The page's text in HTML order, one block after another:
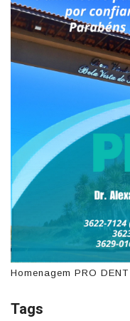
Homenagem PRO
Tags